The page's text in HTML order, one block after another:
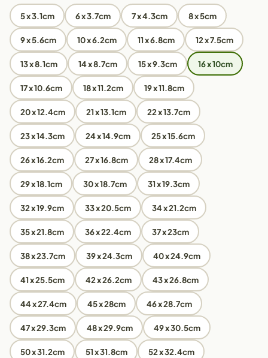
5 x 3.1cm 6 x 3.7cm 7 x 4.3cm 8 x 5cm
9 x 5.6cm 10 x 6.2cm 11 x 6.8cm 12 x 7.5cm
13 x 8.1cm 14 x 8.7cm 15 x 9.3cm 16 x 10cm
17 x 10.6cm 18 x 11.2cm 19 x 11.8cm
20 x 12.4cm 21 x 13.1cm 22 x 13.7cm
23 x 14.3cm 24 x 14.9cm 25 x 15.6cm
26 x 16.2cm 27 x 16.8cm 28 x 17.4cm
29 x 18.1cm 30 x 18.7cm 31 x 19.3cm
32 x 19.9cm 33 x 20.5cm 34 x 21.2cm
35 x 21.8cm 36 x 22.4cm 37 x 23cm
38 x 23.7cm 39 x 24.3cm 40 x 24.9cm
41 x 25.5cm 42 x 26.2cm 43 x 26.8cm
44 x 27.4cm 45 x 28cm 46 x 28.7cm
47 x 29.3cm 48 x 29.9cm 49 x 30.5cm
50 x 31.2cm 51 x 31.8cm 52 x 32.4cm